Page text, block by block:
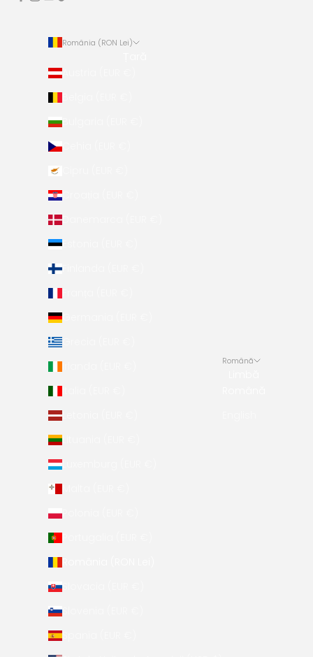
România (RON Lei)
Austria (EUR €)
Belgia (EUR €)
Bulgaria (EUR €)
Cehia (EUR €)
Croația (EUR €)
Danemarca (EUR €)
Estonia (EUR €)
Finlanda (EUR €)
Franța (EUR €)
Germania (EUR €)
Grecia (EUR €)
Irlanda (EUR €)
Italia (EUR €)
Letonia (EUR €)
Lituania (EUR €)
Luxemburg (EUR €)
Malta (EUR €)
Polonia (EUR €)
Portugalia (EUR €)
România (RON Lei)
Slovacia (EUR €)
Slovenia (EUR €)
Spania (EUR €)
Română